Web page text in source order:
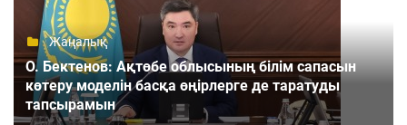
Жаңалық
О. Бектенов: Ақтөбе облысының білім сапасын
көтеру моделін басқа өңірлерге де таратуды
тапсырамын